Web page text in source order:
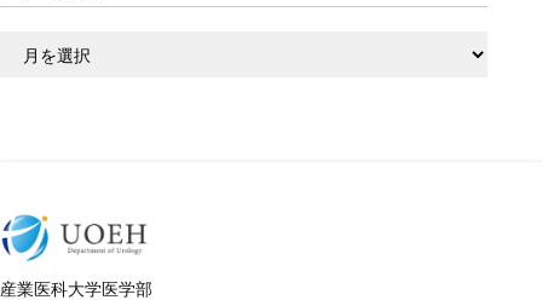
産業医科大学医学部